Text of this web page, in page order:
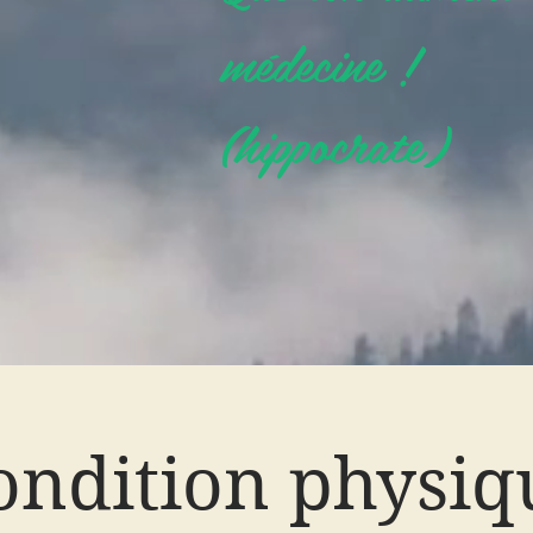
médecine !
(hippocrate)